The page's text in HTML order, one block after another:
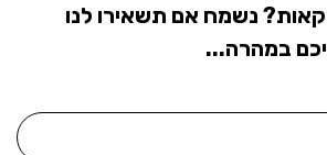
נשמח אם תשאירו לנו
במהרה...